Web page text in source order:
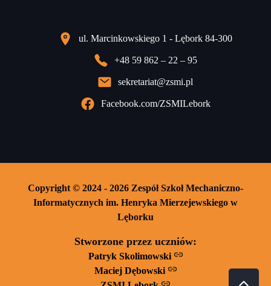
ul. Marcinkowskiego 1 - Lębork 84-300
+48 59 862 – 22 – 95
sekretariat@zsmi.pl
Facebook.com/ZSMILebork
Copyright © 2024 - 2026 Zespół Szkoł Mechaniczno-
Informatycznych im. Henryka Mierzejewskiego w
Lęborku
Stworzone przez uczniów:
Patryk Skolimowski
Maciej Dębowski